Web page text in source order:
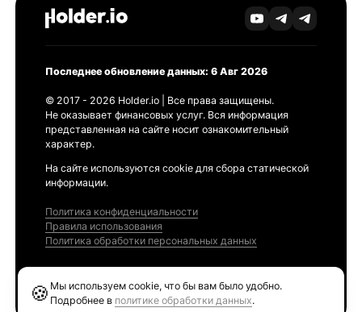
Последнее обновление данных: 6 Авг 2026
© 2017 - 2026 Holder.io | Все права защищены.
Не оказывает финансовых услуг. Вся информация
представленная на сайте носит ознакомительный
характер.
На сайте используются cookie для сбора статической
информации.
Политика конфиденциальности
Правила использования
Политика обработки персональных данных
🍪 Мы используем cookie, что бы вам было удобно.
Подробнее в политике обработки данных.
Ethereum GAS Tracker